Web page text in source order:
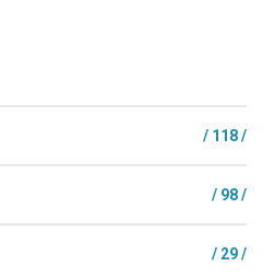
/ 118 /
/ 98 /
/ 29 /